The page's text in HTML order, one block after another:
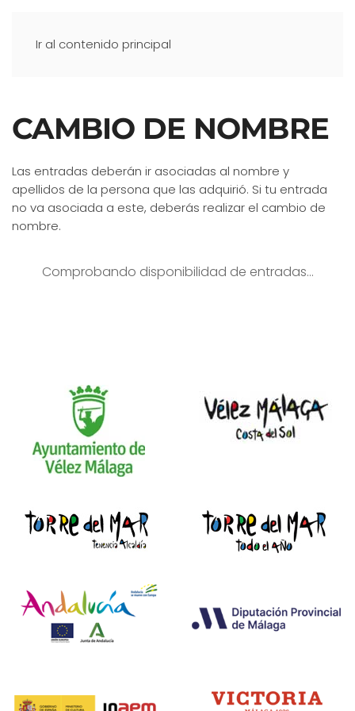
Ir al contenido principal
CAMBIO DE NOMBRE
Las entradas deberán ir asociadas al nombre y
apellidos de la persona que las adquirió. Si tu entrada
no va asociada a este, deberás realizar el cambio de
nombre.
Comprobando disponibilidad de entradas…